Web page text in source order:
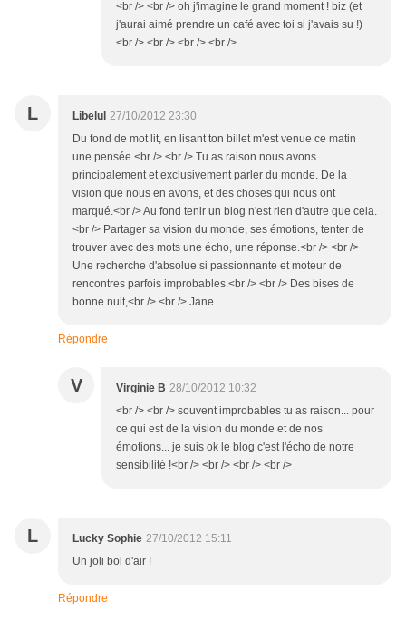
<br /> <br /> oh j'imagine le grand moment ! biz (et
j'aurai aimé prendre un café avec toi si j'avais su !)
<br /> <br /> <br /> <br />
L Libelul 27/10/2012 23:30
Du fond de mot lit, en lisant ton billet m'est venue ce matin
une pensée.<br /> <br /> Tu as raison nous avons
principalement et exclusivement parler du monde. De la
vision que nous en avons, et des choses qui nous ont
marqué.<br /> Au fond tenir un blog n'est rien d'autre que cela.
<br /> Partager sa vision du monde, ses émotions, tenter de
trouver avec des mots une écho, une réponse.<br /> <br />
Une recherche d'absolue si passionnante et moteur de
rencontres parfois improbables.<br /> <br /> Des bises de
bonne nuit,<br /> <br /> Jane
Répondre
V Virginie B 28/10/2012 10:32
<br /> <br /> souvent improbables tu as raison... pour
ce qui est de la vision du monde et de nos
émotions... je suis ok le blog c'est l'écho de notre
sensibilité !<br /> <br /> <br /> <br />
L Lucky Sophie 27/10/2012 15:11
Un joli bol d'air !
Répondre